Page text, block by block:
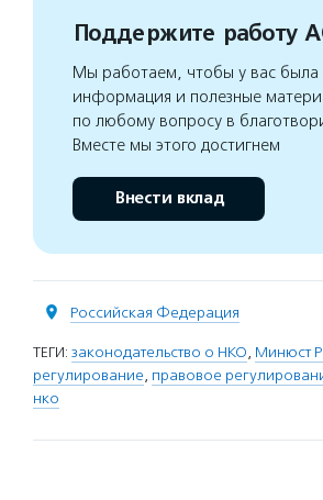
Поддержите работу
Мы работаем, чтобы у вас была
информация и полезные
по любому вопросу в
Вместе мы этого достигнем
Внести вклад
Российская Федерация
ТЕГИ: законодательство о НКО, Минюст
регулирование, правовое
нко